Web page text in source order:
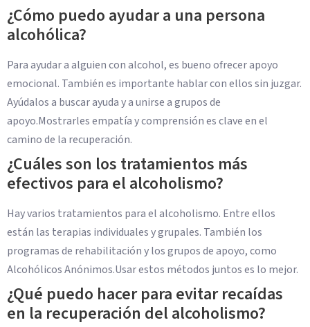
¿Cómo puedo ayudar a una persona
alcohólica?
Para ayudar a alguien con alcohol, es bueno ofrecer apoyo
emocional. También es importante hablar con ellos sin juzgar.
Ayúdalos a buscar ayuda y a unirse a grupos de
apoyo.Mostrarles empatía y comprensión es clave en el
camino de la recuperación.
¿Cuáles son los tratamientos más
efectivos para el alcoholismo?
Hay varios tratamientos para el alcoholismo. Entre ellos
están las terapias individuales y grupales. También los
programas de rehabilitación y los grupos de apoyo, como
Alcohólicos Anónimos.Usar estos métodos juntos es lo mejor.
¿Qué puedo hacer para evitar recaídas
en la recuperación del alcoholismo?